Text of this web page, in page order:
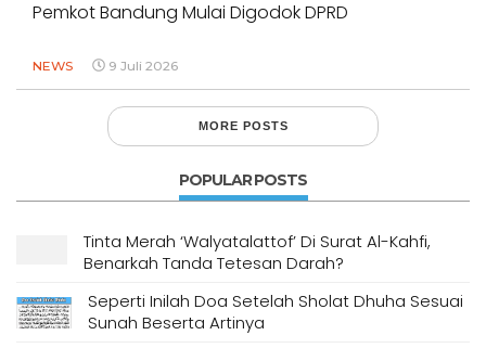
Pemkot Bandung Mulai Digodok DPRD
NEWS 9 Juli 2026
MORE POSTS
POPULAR POSTS
Tinta Merah ‘Walyatalattof’ Di Surat Al-Kahfi,
Benarkah Tanda Tetesan Darah?
Seperti Inilah Doa Setelah Sholat Dhuha Sesuai
Sunah Beserta Artinya